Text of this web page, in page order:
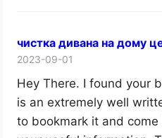
чистка дивана на дому
2023-09-01
Hey There. I found your
is an extremely well
to bookmark it and